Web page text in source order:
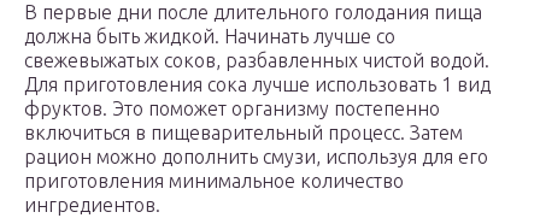
В первые дни после длительного голодания пища
должна быть жидкой. Начинать лучше со
свежевыжатых соков, разбавленных чистой водой.
Для приготовления сока лучше использовать 1 вид
фруктов. Это поможет организму постепенно
включиться в пищеварительный процесс. Затем
рацион можно дополнить смузи, используя для его
приготовления минимальное количество
ингредиентов.